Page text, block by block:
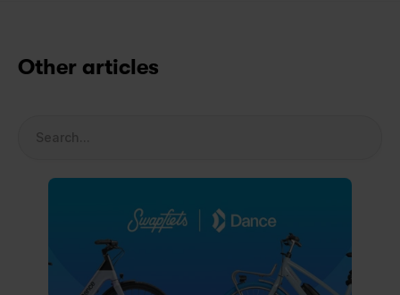
Search...
Other articles